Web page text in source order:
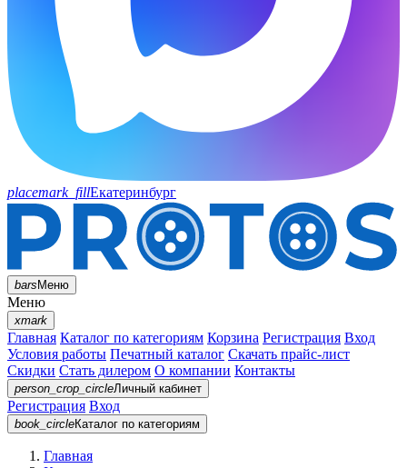
placemark_fillЕкатеринбург
barsМеню
Меню
xmark
Главная Каталог по категориям Корзина Регистрация Вход
Условия работы Печатный каталог Скачать прайс-лист
Скидки Стать дилером О компании Контакты
person_crop_circleЛичный кабинет
Регистрация Вход
book_circleКаталог по категориям
Главная